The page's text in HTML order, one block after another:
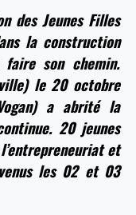
des Jeunes Filles
la construction
faire son chemin.
le 20 octobre
a abrité la
20 jeunes
et
les 02 et 03